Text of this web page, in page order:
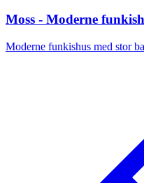
Moss - Moderne
Moderne funkishus med stor